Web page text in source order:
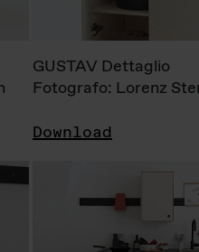
GUSTAV Dettaglio
Fotografo: Lorenz
Download